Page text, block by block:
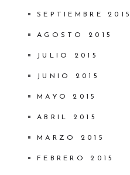
SEPTIEMBRE 2015
AGOSTO 2015
JULIO 2015
JUNIO 2015
MAYO 2015
ABRIL 2015
MARZO 2015
FEBRERO 2015